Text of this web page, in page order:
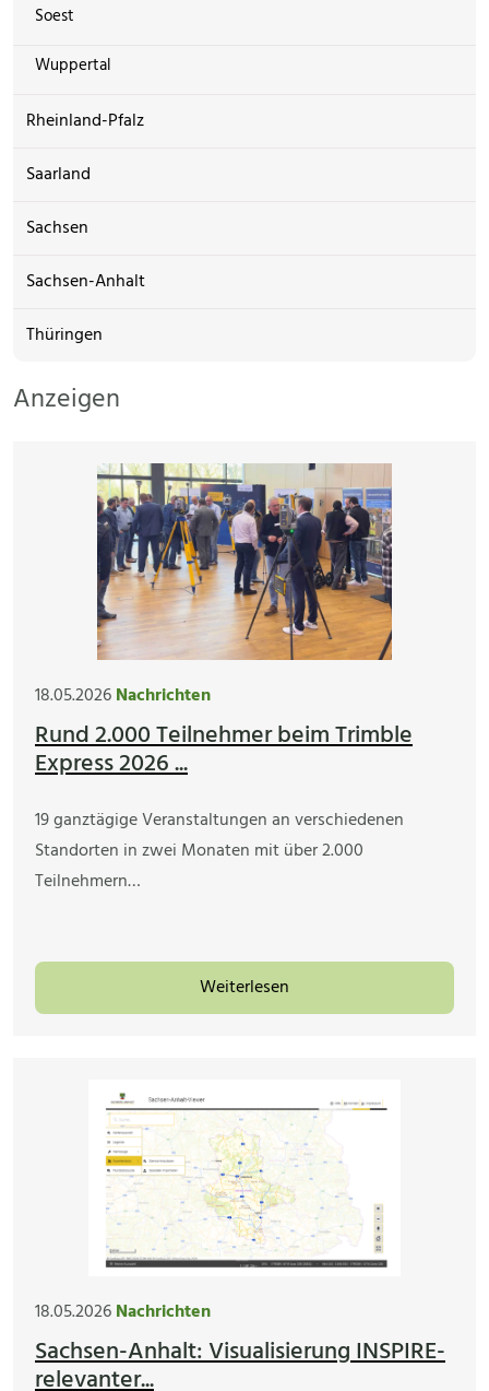
Soest
Wuppertal
Rheinland-Pfalz
Saarland
Sachsen
Sachsen-Anhalt
Thüringen
Anzeigen
18.05.2026Nachrichten
Rund 2.000 Teilnehmer beim Trimble
Express 2026 ...
19 ganztägige Veranstaltungen an verschiedenen
Standorten in zwei Monaten mit über 2.000
Teilnehmern…
Weiterlesen
18.05.2026Nachrichten
Sachsen-Anhalt: Visualisierung INSPIRE-
relevanter...